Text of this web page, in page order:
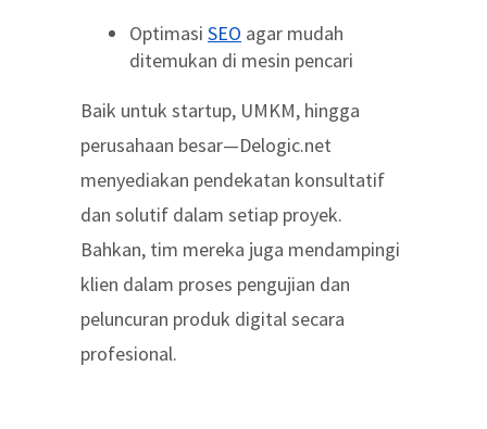
Optimasi SEO agar mudah
ditemukan di mesin pencari
Baik untuk startup, UMKM, hingga
perusahaan besar—Delogic.net
menyediakan pendekatan konsultatif
dan solutif dalam setiap proyek.
Bahkan, tim mereka juga mendampingi
klien dalam proses pengujian dan
peluncuran produk digital secara
profesional.